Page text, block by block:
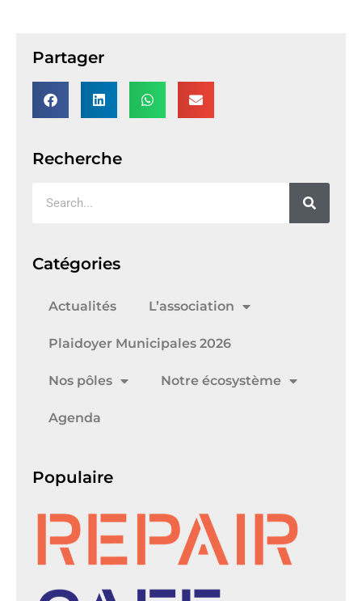
Partager
Recherche
Catégories
Actualités L’association
Plaidoyer Municipales 2026
Nos pôles Notre écosystème
Agenda
Populaire